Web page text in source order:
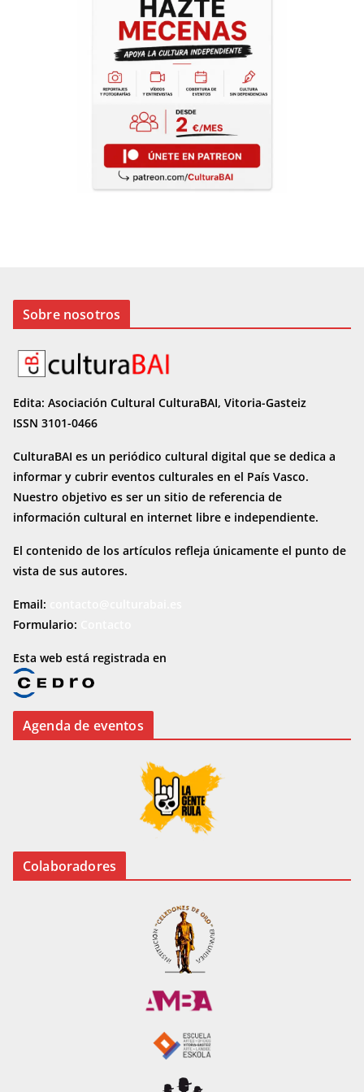
Sobre nosotros
Edita: Asociación Cultural CulturaBAI, Vitoria-Gasteiz
ISSN 3101-0466
CulturaBAI es un periódico cultural digital que se dedica a
informar y cubrir eventos culturales en el País Vasco.
Nuestro objetivo es ser un sitio de referencia de
información cultural en internet libre e independiente.
El contenido de los artículos refleja únicamente el punto de
vista de sus autores.
Email:
Formulario:
Esta web está registrada en
Agenda de eventos
Colaboradores